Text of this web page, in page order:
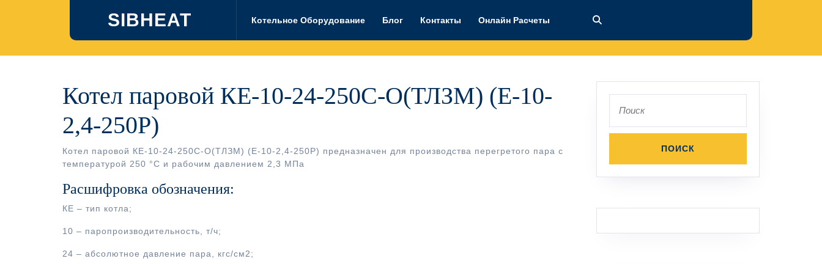
SIBHEAT Котельное Оборудование Блог Контакты Онлайн Расчеты
Котел паровой КЕ-10-24-250С-О(ТЛЗМ) (Е-10-
2,4-250Р)
Котел паровой КЕ-10-24-250С-О(ТЛЗМ) (Е-10-2,4-250Р) предназначен для производства перегретого пара с
температурой 250 °С и рабочим давлением 2,3 МПа
Расшифровка обозначения:
КЕ – тип котла;
10 – паропроизводительность, т/ч;
24 – абсолютное давление пара, кгс/см2;
по: